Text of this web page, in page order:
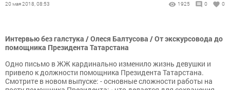
20 мая 2018, 08:53 1925 0 0
Интервью без галстука / Олеся Балтусова / От экскурсовода до
помощника Президента Татарстана
Одно письмо в ЖЖ кардинально изменило жизнь девушки и
привело к должности помощника Президента Татарстана.
Смотрите в новом выпуске: - основные сложности работы на